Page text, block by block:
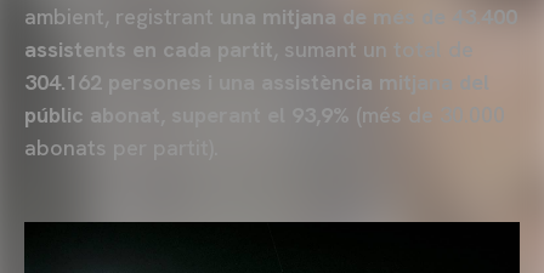
ambient, registrant una mitjana de més de 43.400
assistents en cada partit, sumant un total de
304.162 persones i una assistència mitjana del
públic abonat, superant el 93,9% (més de 30.000
abonats per partit).